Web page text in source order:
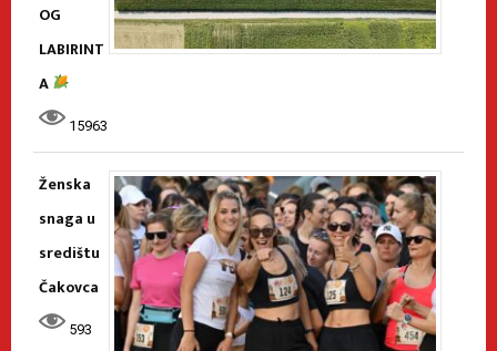
OG
LABIRINT
A
15963
Ženska
snaga u
središtu
Čakovca
593